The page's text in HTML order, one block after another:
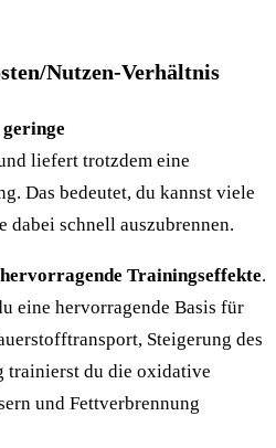
Nutzen-Verhältnis
geringe
liefert trotzdem eine
Das bedeutet, du kannst viele
dabei schnell auszubrennen.
hervorragende Trainingseffekte.
eine hervorragende Basis für
Steigerung des
trainierst du die oxidative
und Fettverbrennung